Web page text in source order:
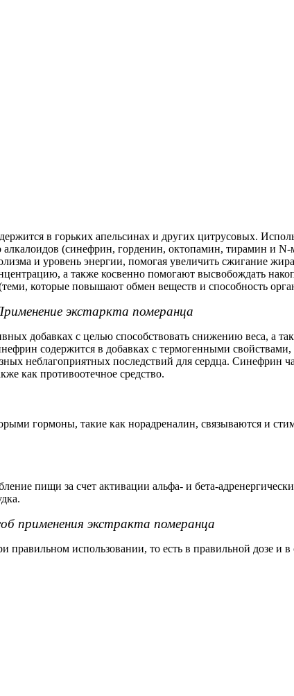
в горьких апельсинах и других цитрусовых.
(синефрин, горденин, октопамин, тирамин и
и уровень энергии, помогая увеличить сжигание
а также косвенно помогают высвобождать
которые повышают обмен веществ и способность
экстаркта померанца
добавках с целью способствовать снижению веса, а
содержится в добавках с термогенными
неблагоприятных последствий для сердца. Синефрин
как противоотечное средство.
гормоны, такие как норадреналин, связываются и
пищи за счет активации альфа- и бета-
применения экстракта померанца
использовании, то есть в правильной дозе и